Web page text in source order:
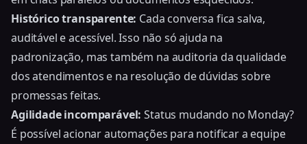
Histórico transparente: Cada conversa fica salva,
auditável e acessível. Isso não só ajuda na
padronização, mas também na auditoria da qualidade
dos atendimentos e na resolução de dúvidas sobre
promessas feitas.
Agilidade incomparável: Status mudando no Monday?
É possível acionar automações para notificar a equipe